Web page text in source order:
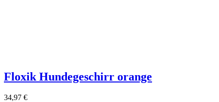
Floxik Hundegeschirr orange
34,97 €